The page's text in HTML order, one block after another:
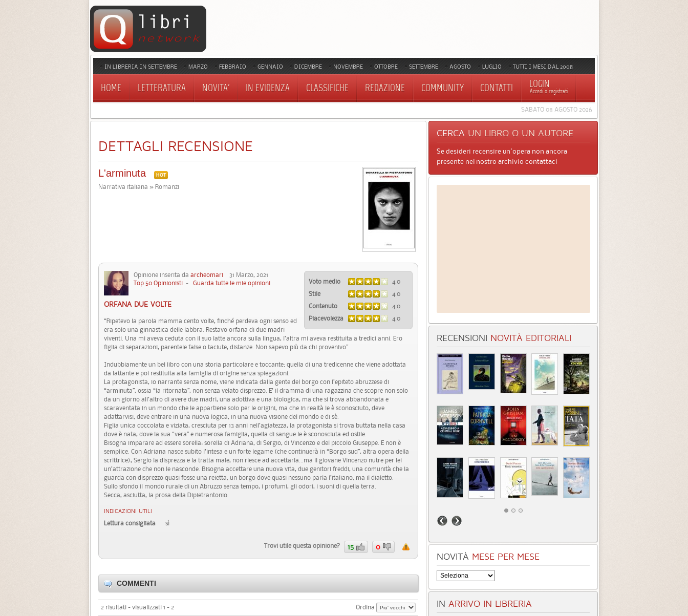
IN LIBRERIA IN SETTEMBRE MARZO FEBBRAIO GENNAIO DICEMBRE NOVEMBRE OTTOBRE SETTEMBRE AGOSTO LUGLIO TUTTI I MESI DAL 2008
HOME LETTERATURA NOVITA' IN EVIDENZA CLASSIFICHE REDAZIONE COMMUNITY CONTATTI LOGIN
Accedi o registrati
SABATO 08 AGOSTO 2026
DETTAGLI RECENSIONE
L'arminuta HOT
Narrativa italiana » Romanzi
Voto medio
4.0
Stile
4.0
Contenuto
4.0
Piacevolezza
4.0
Opinione inserita da archeomari 31 Marzo, 2021
Top 50 Opinionisti - Guarda tutte le mie opinioni
ORFANA DUE VOLTE
“Ripetevo la parola mamma cento volte, finché perdeva ogni senso ed
era solo una ginnastica delle labbra. Restavo orfana di due madri
viventi. Una mi aveva ceduta con il suo latte ancora sulla lingua, l’altra mi aveva restituita a tredici anni. Ero
figlia di separazioni, parentele false o taciute, distanze. Non sapevo più da chi provenivo”
Indubbiamente un bel libro con una storia particolare e toccante: quella di una tredicenne che viene adottata
da lattante e poi restituita alla famiglia di origine senza spiegazioni.
La protagonista, io narrante senza nome, viene indicata dalla gente del borgo con l’epiteto abruzzese di
“arminuta”, ossia “la ritornata”, non senza velato disprezzo. E’ il dramma di una ragazzina che scopre non solo
da un giorno all’altro di avere due madri, una adottiva e una biologica, ma che si trova abbandonata e
scaraventata in un mondo che le appartiene solo per le origini, ma che in realtà le è sconosciuto, deve
adattarvisi, deve entrare in una nuova logica, in una nuova visione del mondo e di sè.
Figlia unica coccolata e viziata, cresciuta per 13 anni nell’agiatezza, la protagonista si trova buttata nella casa
dove è nata, dove la sua “vera” e numerosa famiglia, quella di sangue le è sconosciuta ed ostile.
Bisogna imparare ad essere sorella: sorella di Adriana, di Sergio, di Vincenzo e del piccolo Giuseppe. E non è
semplice. Con Adriana nasce subito l’intesa e un forte legame (che continuerà in “Borgo sud”, altra opera della
scrittrice), Sergio la disprezza e la tratta male, non riesce ad accettarla...ma il giovane Vincenzo nutre per lei
un’attrazione che non le nasconde. Bisogna accettare una nuova vita, due genitori freddi, una comunità che la
guarda con disprezzo quasi fosse una reietta, un borgo dove quasi nessuno parla l’italiano, ma il dialetto.
Sullo sfondo il mondo rurale di un Abruzzo senza tempo, i profumi, gli odori, i suoni di quella terra.
Secca, asciutta, la prosa della Dipietrantonio.
INDICAZIONI UTILI
Lettura consigliata sì
Trovi utile questa opinione? 15 0
COMMENTI
2 risultati - visualizzati 1 - 2 Ordina
CERCA UN LIBRO O UN AUTORE
Se desideri recensire un'opera non ancora
presente nel nostro archivio contattaci
RECENSIONI NOVITÀ EDITORIALI
NOVITÀ MESE PER MESE
IN ARRIVO IN LIBRERIA